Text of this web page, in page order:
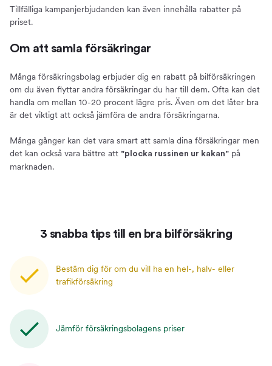
Tillfälliga kampanjerbjudanden kan även innehålla rabatter på
priset.
Om att samla försäkringar
Många försäkringsbolag erbjuder dig en rabatt på bilförsäkringen
om du även flyttar andra försäkringar du har till dem. Ofta kan det
handla om mellan 10-20 procent lägre pris. Även om det låter bra
är det viktigt att också jämföra de andra försäkringarna.
Många gånger kan det vara smart att samla dina försäkringar men
det kan också vara bättre att "plocka russinen ur kakan" på
marknaden.
3 snabba tips till en bra bilförsäkring
Bestäm dig för om du vill ha en hel-, halv- eller
trafikförsäkring
Jämför försäkringsbolagens priser